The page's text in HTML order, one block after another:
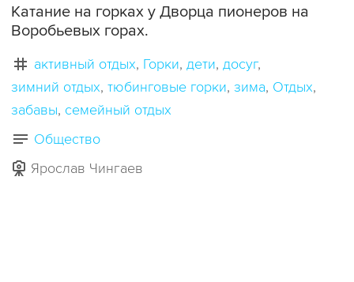
Катание на горках у Дворца пионеров на
Воробьевых горах.
активный отдых Горки дети досуг
зимний отдых тюбинговые горки зима Отдых
забавы семейный отдых
Общество
Ярослав Чингаев